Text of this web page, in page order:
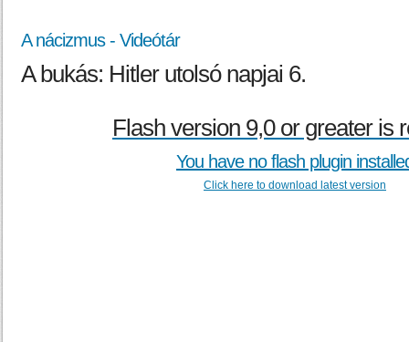
A nácizmus - Videótár
A bukás: Hitler utolsó napjai 6.
Flash version 9,0 or greater is
You have no flash plugin
Click here to download latest version